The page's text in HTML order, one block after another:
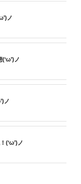
ノ
ノ
ノ
(‘ω’)ノ